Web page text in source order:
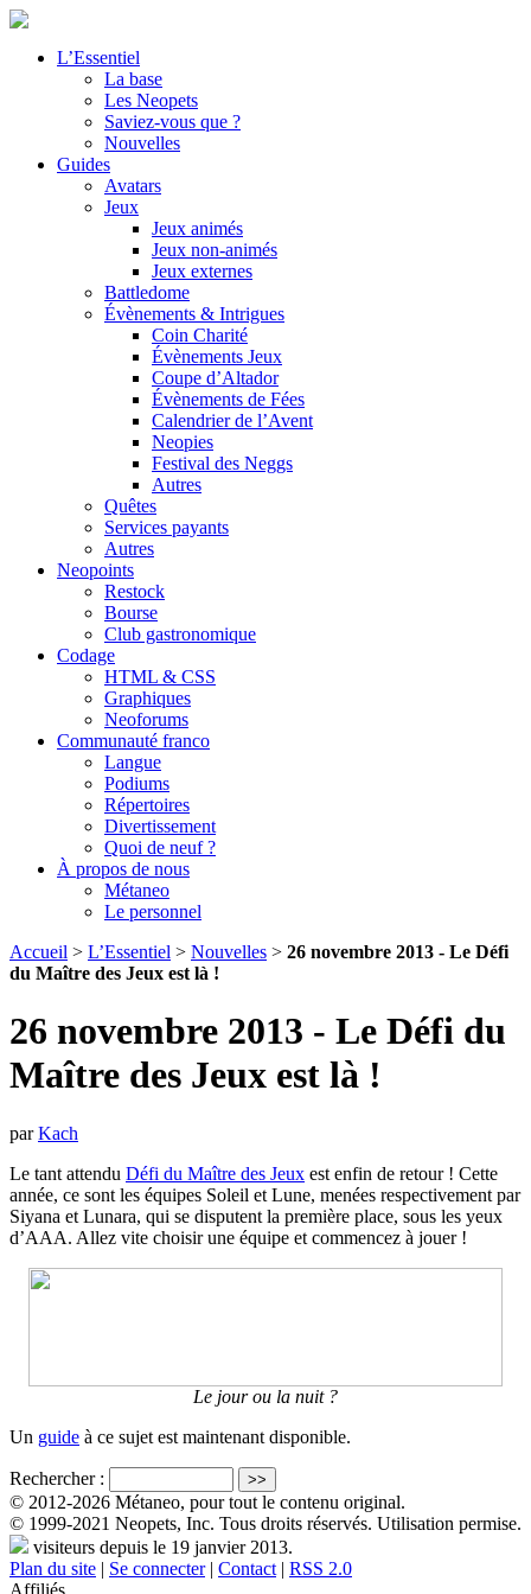
L’Essentiel
La base
Les Neopets
Saviez-vous que ?
Nouvelles
Guides
Avatars
Jeux
Jeux animés
Jeux non-animés
Jeux externes
Battledome
Évènements & Intrigues
Coin Charité
Évènements Jeux
Coupe d’Altador
Évènements de Fées
Calendrier de l’Avent
Neopies
Festival des Neggs
Autres
Quêtes
Services payants
Autres
Neopoints
Restock
Bourse
Club gastronomique
Codage
HTML & CSS
Graphiques
Neoforums
Communauté franco
Langue
Podiums
Répertoires
Divertissement
Quoi de neuf ?
À propos de nous
Métaneo
Le personnel
Accueil > L’Essentiel > Nouvelles > 26 novembre 2013 - Le Défi
du Maître des Jeux est là !
26 novembre 2013 - Le Défi du
Maître des Jeux est là !
parKach
Le tant attendu Défi du Maître des Jeux est enfin de retour ! Cette
année, ce sont les équipes Soleil et Lune, menées respectivement par
Siyana et Lunara, qui se disputent la première place, sous les yeux
d’AAA. Allez vite choisir une équipe et commencez à jouer !
Le jour ou la nuit ?
Un guide à ce sujet est maintenant disponible.
Rechercher :
© 2012-2026 Métaneo, pour tout le contenu original.
© 1999-2021 Neopets, Inc. Tous droits réservés. Utilisation permise.
visiteurs depuis le 19 janvier 2013.
Plan du site | Se connecter| Contact | RSS 2.0
Affiliés